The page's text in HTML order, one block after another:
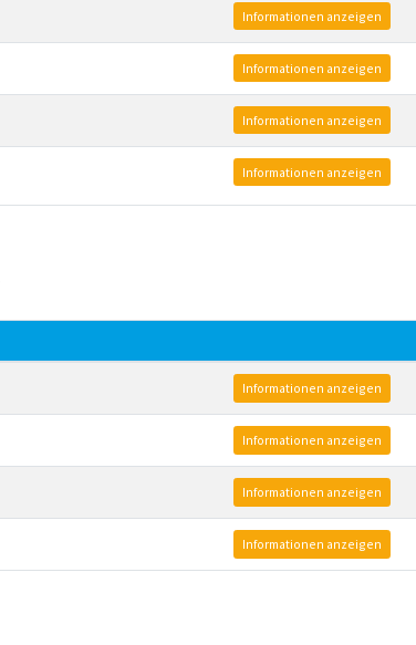
Informationen anzeigen
Informationen anzeigen
Informationen anzeigen
Informationen anzeigen
Informationen anzeigen
Informationen anzeigen
Informationen anzeigen
Informationen anzeigen